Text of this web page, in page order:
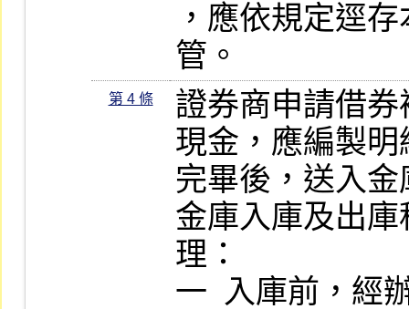
，應依規定逕
管。
第 4 條
證券商申請借
現金，應編製
完畢後，送入
金庫入庫及出
理：
一  入庫前，經